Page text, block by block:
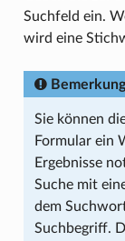
Suchfeld ein.
wird eine
Bemerkung
Sie können
Formular ein
Ergebnisse
Suche mit
dem
Suchbegriff.